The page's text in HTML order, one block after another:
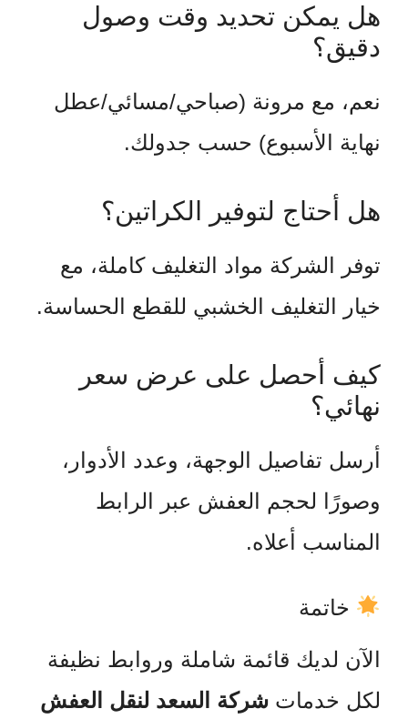
هل يمكن تحديد وقت وصول
دقيق؟
نعم، مع مرونة (صباحي/مسائي/عطل
نهاية الأسبوع) حسب جدولك.
هل أحتاج لتوفير الكراتين؟
توفر الشركة مواد التغليف كاملة، مع
خيار التغليف الخشبي للقطع الحساسة.
كيف أحصل على عرض سعر
نهائي؟
أرسل تفاصيل الوجهة، وعدد الأدوار،
وصورًا لحجم العفش عبر الرابط
المناسب أعلاه.
خاتمة
الآن لديك قائمة شاملة وروابط نظيفة
لكل خدمات شركة السعد لنقل العفش